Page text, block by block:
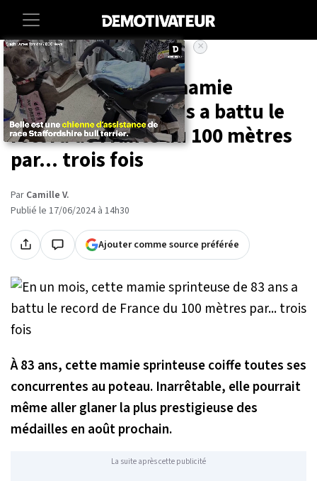
Accueil Sport
En un mois, cette mamie
sprinteuse de 83 ans a battu le
record de France du 100 mètres
par... trois fois
Par Camille V.
Publié le 17/06/2024 à 14h30
Ajouter comme source préférée
À 83 ans, cette mamie sprinteuse coiffe toutes ses
concurrentes au poteau. Inarrêtable, elle pourrait
même aller glaner la plus prestigieuse des
médailles en août prochain.
La suite après cette publicité
×